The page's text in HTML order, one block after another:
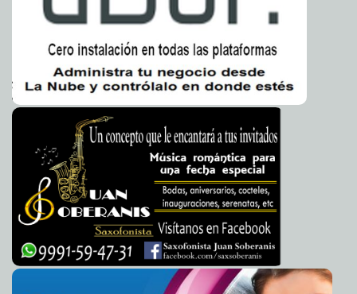
2013-03-25 18:02:36 Registra el PRI a un asesino como precandidato a la
alcaldía de Huautla A7
2013-03-25 16:55:19 EE. UU. apoya diálogo con talibanes A7
2013-03-25 16:53:26 Devuelven artefactos tecnológicos diputados del PAN y
del PRD A7
2013-03-25 15:24:01 Acribillan a una periodista en Somalia
Mari Tere Menéndez
Monforte
2013-03-25 14:48:28 Toros matan a dos hombres en Festival en Colombia
Mari Tere Menéndez Monforte
2013-03-25 14:46:00 Apremia la ONU a suspender proyecto de gas en la
Amazonía peruana
2013-03-25 14:42:47 La foto que ha conmovido a Estados Unidos
2013-03-25 13:22:23 Tribunal Supremo de EE. UU. debatirá matrimonio
homosexual
2013-03-25 12:54:08 Rusia allana oficinas de Amnistía Internacional en
Moscú A7
2013-03-25 12:43:14 Kim Kardashian se relaja con acupuntura Mari Tere